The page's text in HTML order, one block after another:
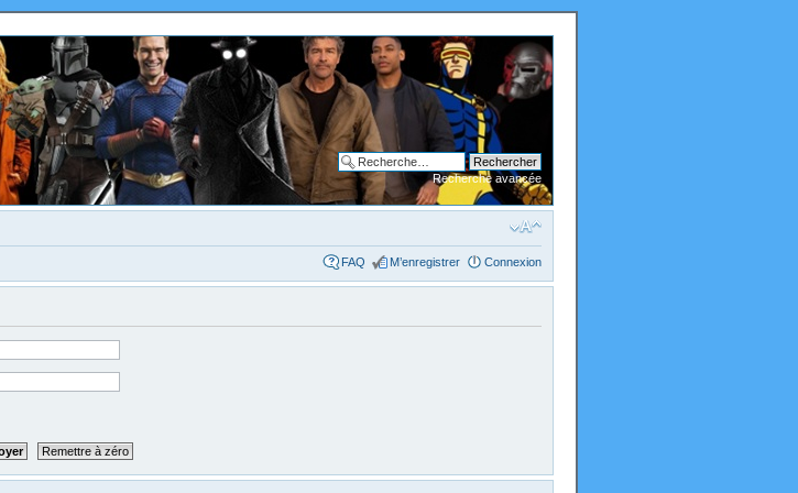
Recherche avancée
FAQ M’enregistrer Connexion